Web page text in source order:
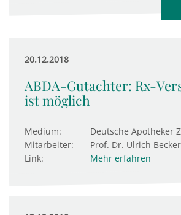
20.12.2018
ABDA-Gutachter: Rx-
ist möglich
Medium:
Deutsche Apotheker
Mitarbeiter:
Prof. Dr. Ulrich
Link:
Mehr erfahren